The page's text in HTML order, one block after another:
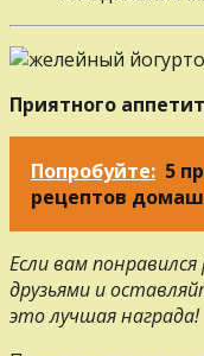
Приятного
Попробуйте: 5
рецептов
Если вам
друзьями и
это лучшая награда!